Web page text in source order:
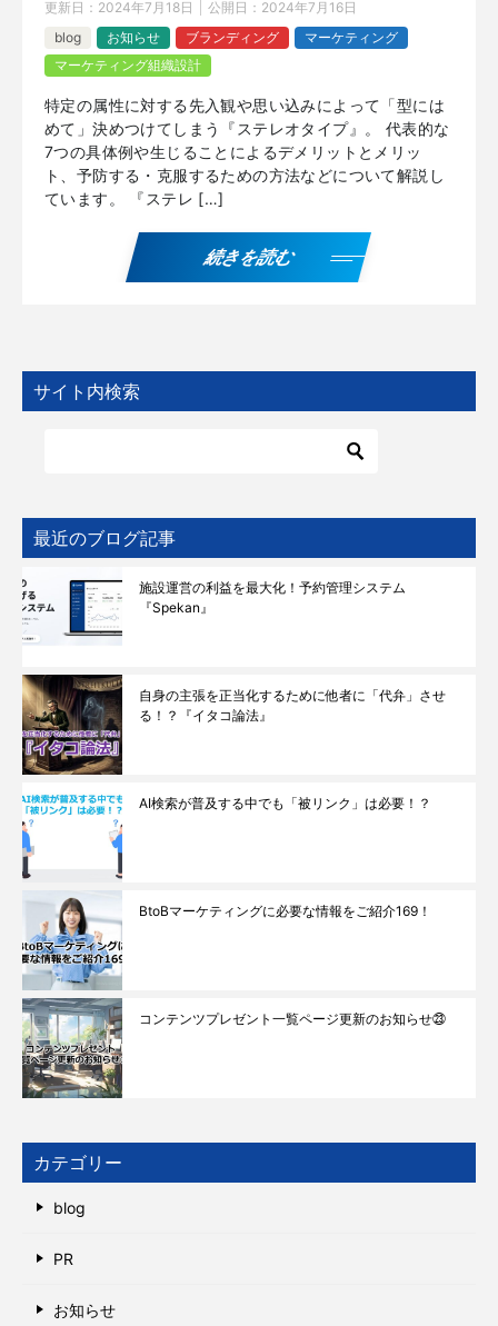
更新日： 2024年7月18日 公開日： 2024年7月16日
blog
お知らせ ブランディング
マーケティング
マーケティング組織設計
特定の属性に対する先入観や思い込みによって「型には
めて」決めつけてしまう『ステレオタイプ』。 代表的な
7つの具体例や生じることによるデメリットとメリッ
ト、予防する・克服するための方法などについて解説し
ています。 『ステレ […]
続きを読む
サイト内検索
最近のブログ記事
施設運営の利益を最大化！予約管理システム
『Spekan』
自身の主張を正当化するために他者に「代弁」させ
る！？『イタコ論法』
AI検索が普及する中でも「被リンク」は必要！？
BtoBマーケティングに必要な情報をご紹介169！
コンテンツプレゼント一覧ページ更新のお知らせ㉓
カテゴリー
blog
PR
お知らせ